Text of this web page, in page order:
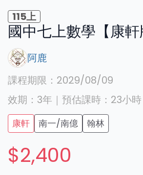
115上
國中七上數學【康軒
阿鹿
課程期限： 2029/08/09
效期： 3年 ｜ 預估課時： 23小時
康軒 南一/南億 翰林
$2,400